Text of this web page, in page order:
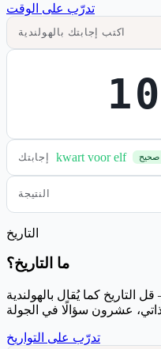
تدرّب على الوقت
اكتب إجابتك بالهولندية
إجابتك kwart voor elf صحيح
النتيجة
التاريخ
ما التاريخ؟
قل التاريخ كما يُقال بالهولندية — “de twaalfde maart” — انطلاقًا من
تدرّب على التواريخ